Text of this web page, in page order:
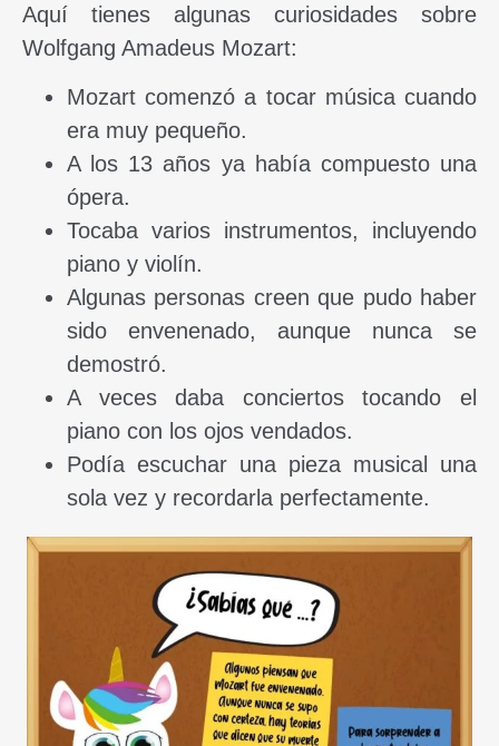
Aquí tienes algunas curiosidades sobre
Wolfgang Amadeus Mozart:
Mozart comenzó a tocar música cuando
era muy pequeño.
A los 13 años ya había compuesto una
ópera.
Tocaba varios instrumentos, incluyendo
piano y violín.
Algunas personas creen que pudo haber
sido envenenado, aunque nunca se
demostró.
A veces daba conciertos tocando el
piano con los ojos vendados.
Podía escuchar una pieza musical una
sola vez y recordarla perfectamente.